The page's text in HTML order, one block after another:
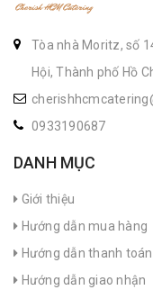
Tòa nhà Moritz, số
Hội, Thành phố Hồ
0933190687
DANH MỤC
Giới thiệu
Hướng dẫn mua hàng
Hướng dẫn thanh toán
Hướng dẫn giao nhận